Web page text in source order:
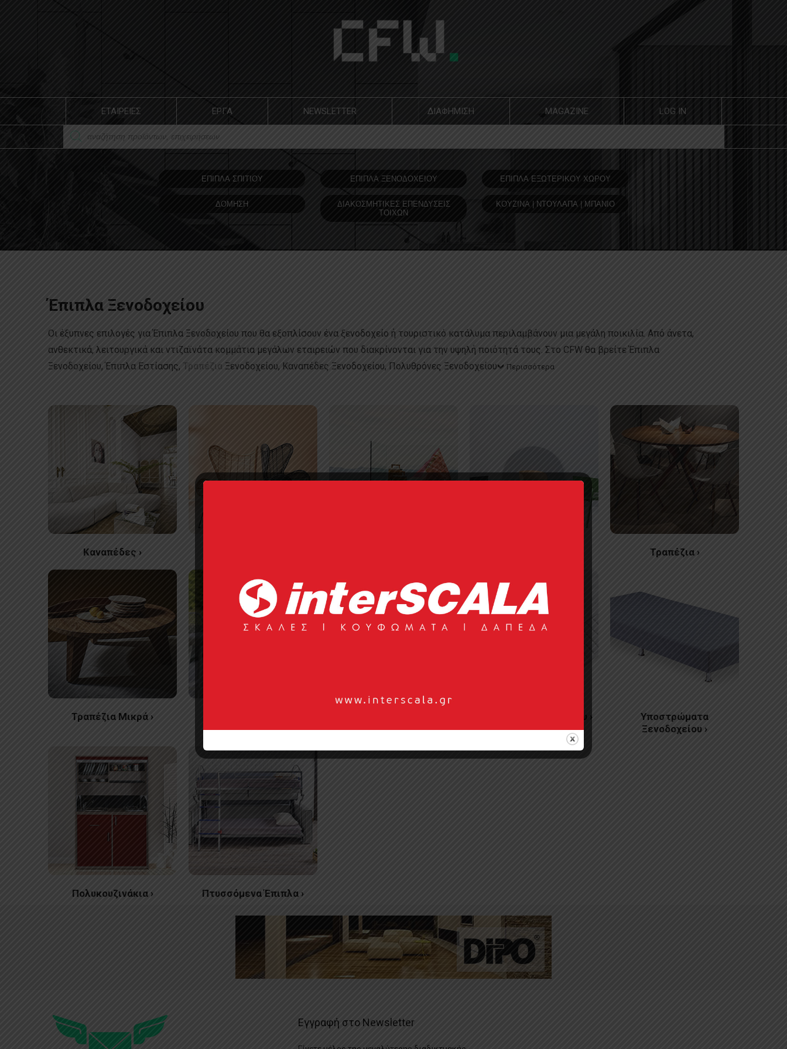
ΕΤΑΙΡΕΙΕΣ ΕΡΓΑ NEWSLETTER ΔΙΑΦΗΜΙΣΗ MAGAZINE LOG IN
ΕΠΙΠΛΑ ΣΠΙΤΙΟΥ ΕΠΙΠΛΑ ΞΕΝΟΔOΧΕΙΟΥ ΕΠΙΠΛΑ ΕΞΩΤΕΡΙΚΟΥ ΧΩΡΟΥ
ΔΟΜΗΣΗ
ΔΙΑΚΟΣΜΗΤΙΚΕΣ ΕΠΕΝΔΥΣΕΙΣ
ΤΟΙΧΩΝ
ΚΟΥΖΙΝΑ | ΝΤΟΥΛΑΠΑ | ΜΠΑΝΙΟ
Έπιπλα Ξενοδοχείου
Οι έξυπνες επιλογές για Έπιπλα Ξενοδοχείου που θα εξοπλίσουν ένα ξενοδοχείο ή τουριστικό κατάλυμα περιλαμβάνουν μια μεγάλη ποικιλία. Από άνετα,
ανθεκτικά, λειτουργικά και ντιζαϊνάτα κομμάτια μεγάλων εταιρειών που διακρίνονται για την υψηλή ποιότητά τους. Στο CFW θα βρείτε Έπιπλα
Ξενοδοχείου, Έπιπλα Εστίασης, Τραπέζια Ξενοδοχείου, Καναπέδες Ξενοδοχείου, Πολυθρόνες Ξενοδοχείου Περισσότερα
Καναπέδες › Τραπέζια ›
Τραπέζια Μικρά › Στρώματα Ξενοδοχείου ›
Υποστρώματα
Ξενοδοχείου ›
Πολυκουζινάκια › Πτυσσόμενα Έπιπλα ›
Εγγραφή στο Newsletter